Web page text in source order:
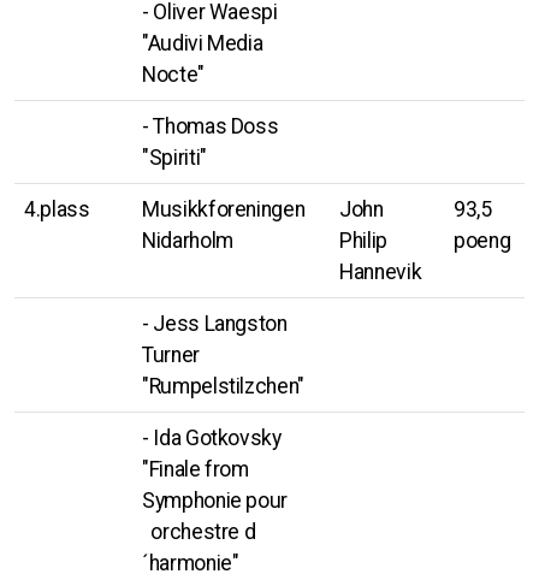
- Oliver Waespi
"Audivi Media
Nocte"
- Thomas Doss
"Spiriti"
4.plass
Musikkforeningen
Nidarholm
John
Philip
Hannevik
93,5
poeng
- Jess Langston
Turner
"Rumpelstilzchen"
- Ida Gotkovsky
"Finale from
Symphonie pour
orchestre d
´harmonie"